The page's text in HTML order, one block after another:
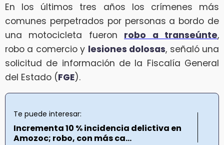
En los últimos tres años los crímenes más
comunes perpetrados por personas a bordo de
una motocicleta fueron robo a transeúnte,
robo a comercio y lesiones dolosas, señaló una
solicitud de información de la Fiscalía General
del Estado (FGE).
Te puede interesar:
Incrementa 10 % incidencia delictiva en
Amozoc; robo, con más ca...